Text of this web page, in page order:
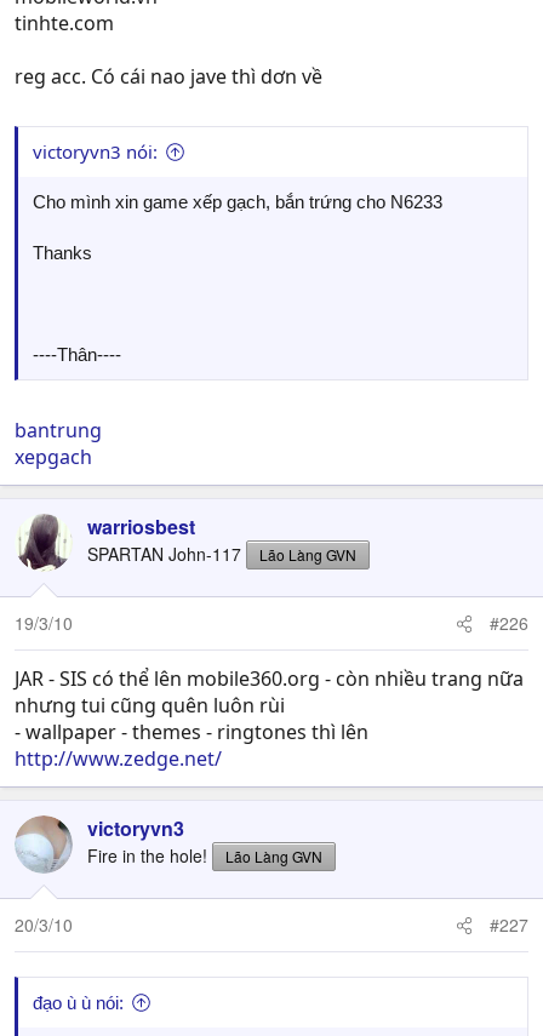
tinhte.com
reg acc. Có cái nao jave thì dơn về
victoryvn3 nói:
Cho mình xin game xếp gạch, bắn trứng cho N6233
Thanks
----Thân----
bantrung
xepgach
warriosbest
SPARTAN John-117 Lão Làng GVN
19/3/10 #226
JAR - SIS có thể lên mobile360.org - còn nhiều trang nữa
nhưng tui cũng quên luôn rùi
- wallpaper - themes - ringtones thì lên
http://www.zedge.net/
victoryvn3
Fire in the hole! Lão Làng GVN
20/3/10 #227
đạo ù ù nói: